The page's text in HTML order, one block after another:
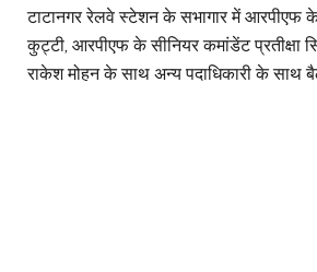
टाटानगर रेलवे स्टेशन के सभागार में आरपीएफ
कुट्टी, आरपीएफ के सीनियर कमांडेंट प्रतीक्षा
राकेश मोहन के साथ अन्य पदाधिकारी के साथ